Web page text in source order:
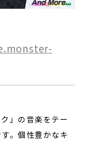
」の音楽をテー
。個性豊かなキ